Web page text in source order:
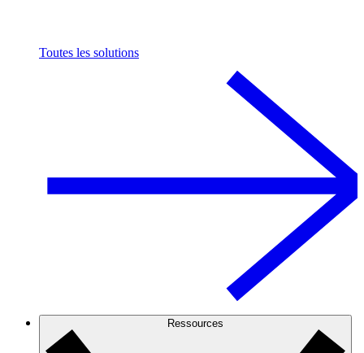
Toutes les solutions
Ressources